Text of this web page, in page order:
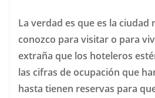
La verdad es que es la ciudad
conozco para visitar o para
extraña que los hoteleros
las cifras de ocupación que
hasta tienen reservas para